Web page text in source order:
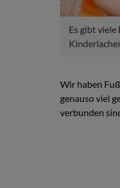
Es gibt
Wir haben
genauso viel
verbunden